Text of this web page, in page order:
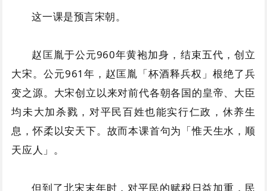
这一课是预言宋朝。
赵匡胤于公元960年黄袍加身，结束五代，创立
大宋。公元961年，赵匡胤「杯酒释兵权」根绝了兵
变之源。大宋创立以来对前代各朝各国的皇帝、大臣
均未大加杀戮，对平民百姓也能实行仁政，休养生
息，怀柔以安天下。故而本课首句为「惟天生水，顺
天应人」。
但到了北宋末年时，对平民的赋税日益加重，民